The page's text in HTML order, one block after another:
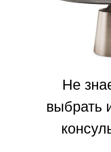
Не
выбрать